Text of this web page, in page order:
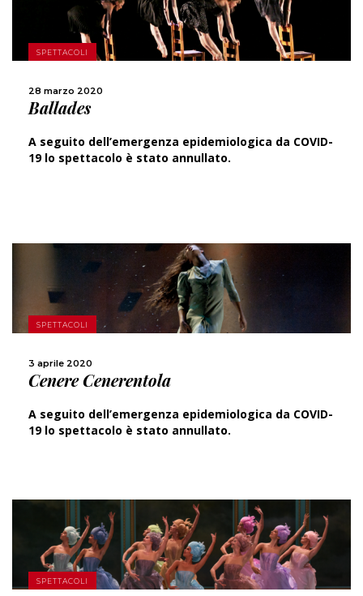
SPETTACOLI
28 marzo 2020
Ballades
A seguito dell’emergenza epidemiologica da COVID-
19 lo spettacolo è stato annullato.
SCOPRI DI PIÙ
SPETTACOLI
3 aprile 2020
Cenere Cenerentola
A seguito dell’emergenza epidemiologica da COVID-
19 lo spettacolo è stato annullato.
SCOPRI DI PIÙ
CONDIVIDI
SPETTACOLI
SCOPRI DI PIÙ